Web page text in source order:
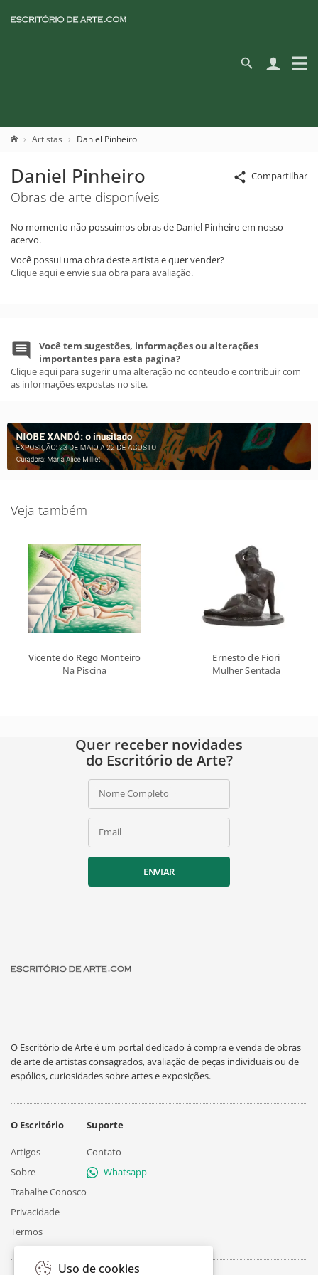
Artistas Daniel Pinheiro
Compartilhar
Daniel Pinheiro
Obras de arte disponíveis
No momento não possuimos obras de Daniel Pinheiro em nosso
acervo.
Você possui uma obra deste artista e quer vender?
Clique aqui e envie sua obra para avaliação.
Você tem sugestões, informações ou alterações
importantes para esta pagina?
Clique aqui para sugerir uma alteração no conteudo e contribuir com
as informações expostas no site.
Veja também
Vicente do Rego Monteiro
Na Piscina
Ernesto de Fiori
Mulher Sentada
Quer receber novidades
do Escritório de Arte?
Nome Completo
Email
ENVIAR
O Escritório de Arte é um portal dedicado à compra e venda de obras
de arte de artistas consagrados, avaliação de peças individuais ou de
espólios, curiosidades sobre artes e exposições.
O Escritório
Artigos
Sobre
Trabalhe Conosco
Privacidade
Termos
Suporte
Contato
Whatsapp
Uso de cookies